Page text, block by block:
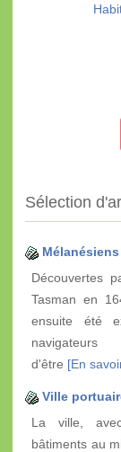
Sélection
Découvertes
Tasman en
ensuite été
navigateurs
d'être [En
Ville
La ville,
bâtiments au